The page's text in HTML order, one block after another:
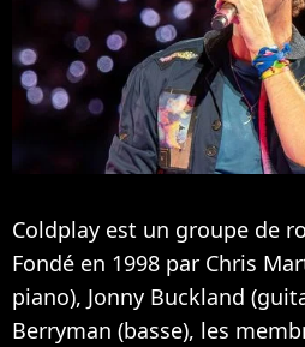
Coldplay est un groupe de
Fondé en 1998 par Chris
piano), Jonny Buckland
Berryman (basse), les